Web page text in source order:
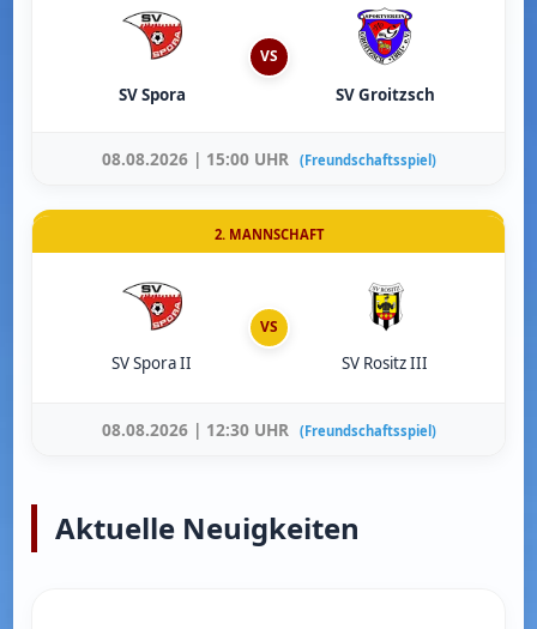
SV Spora
VS
SV Groitzsch
08.08.2026 | 15:00 UHR (Freundschaftsspiel)
2. MANNSCHAFT
SV Spora II
VS
SV Rositz III
08.08.2026 | 12:30 UHR (Freundschaftsspiel)
Aktuelle Neuigkeiten